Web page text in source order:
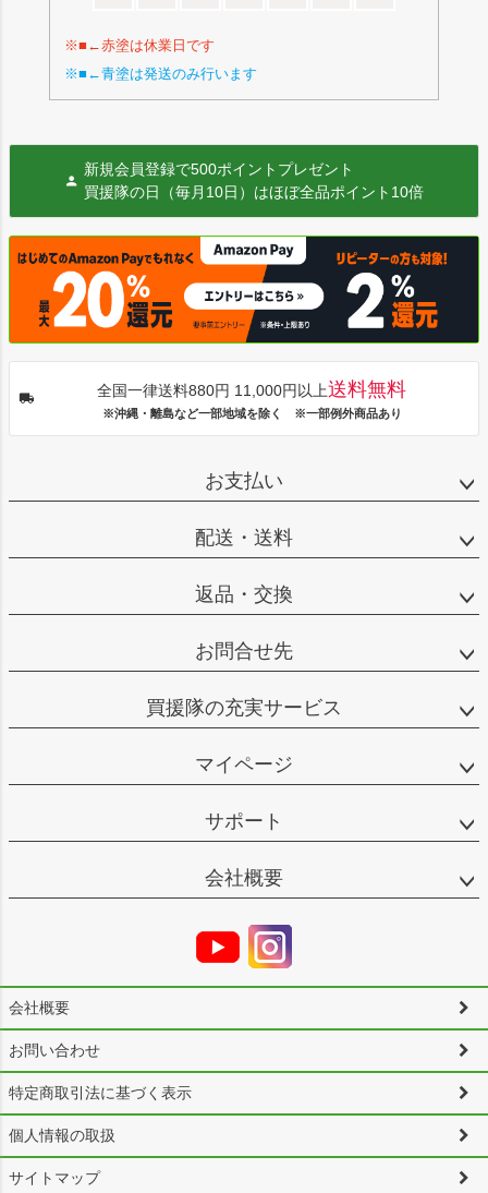
※■←赤塗は休業日です
※■←青塗は発送のみ行います
新規会員登録で500ポイントプレゼント
買援隊の日（毎月10日）はほぼ全品ポイント10倍
全国一律送料880円 11,000円以上送料無料
※沖縄・離島など一部地域を除く ※一部例外商品あり
お支払い
配送・送料
返品・交換
お問合せ先
買援隊の充実サービス
マイページ
サポート
会社概要
会社概要
お問い合わせ
特定商取引法に基づく表示
個人情報の取扱
サイトマップ